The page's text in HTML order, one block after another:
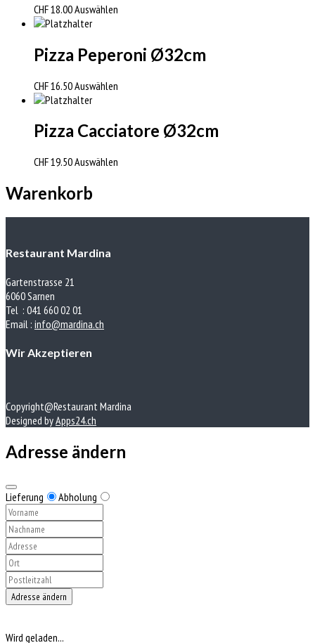
CHF18.00Auswählen
Pizza Peperoni Ø32cm
CHF16.50Auswählen
Pizza Cacciatore Ø32cm
CHF19.50Auswählen
Warenkorb
Restaurant Mardina
Gartenstrasse 21
6060 Sarnen
Tel : 041 660 02 01
Email : info@mardina.ch
Wir Akzeptieren
Copyright@Restaurant Mardina
Designed byApps24.ch
Adresse ändern
Lieferung Abholung
Adresse ändern
Wird geladen...